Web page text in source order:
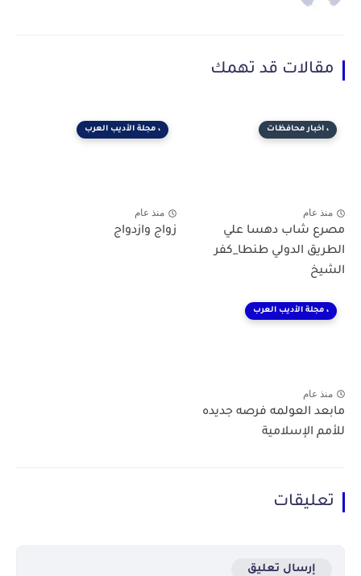
مقالات قد تهمك
، اخبار محافظات
منذ عام
مصرع شاب دهسا علي
الطريق الدولي طنطا_كفر
الشيخ
، مجلة الأديب العرب
منذ عام
زواج وازدواج
، مجلة الأديب العرب
منذ عام
مابعد العولمه فرصه جديده
للأمم الإسلامية
تعليقات
إرسال تعليق